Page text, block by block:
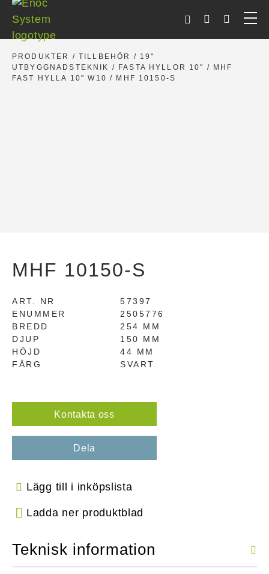
Skip
content
PRODUKTER / TILLBEHÖR / 19"
UTBYGGNADSTEKNIK / FASTA HYLLOR 10" / MHF
FAST HYLLA 10" W10 / MHF 10150-S
MHF 10150-S
ART. NR
57397
ENUMMER
2505776
BREDD
254 MM
DJUP
150 MM
HÖJD
44 MM
FÄRG
SVART
Kontakta oss
Dela
Lägg till i inköpslista
Ladda ner produktblad
Teknisk information